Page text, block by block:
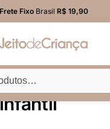
Frete FixoBrasil R$ 19,90
com a tag “macacão infantil”